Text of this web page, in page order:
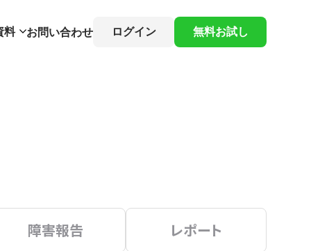
料 お問い合わせ ログイン 無料お試し
障害報告 レポート